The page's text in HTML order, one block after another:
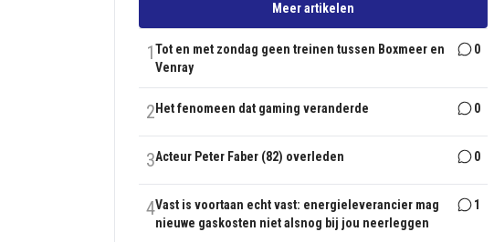
Meer artikelen
1Tot en met zondag geen treinen tussen Boxmeer en
Venray
0
2 Het fenomeen dat gaming veranderde 0
3Acteur Peter Faber (82) overleden 0
4Vast is voortaan echt vast: energieleverancier mag
nieuwe gaskosten niet alsnog bij jou neerleggen
1